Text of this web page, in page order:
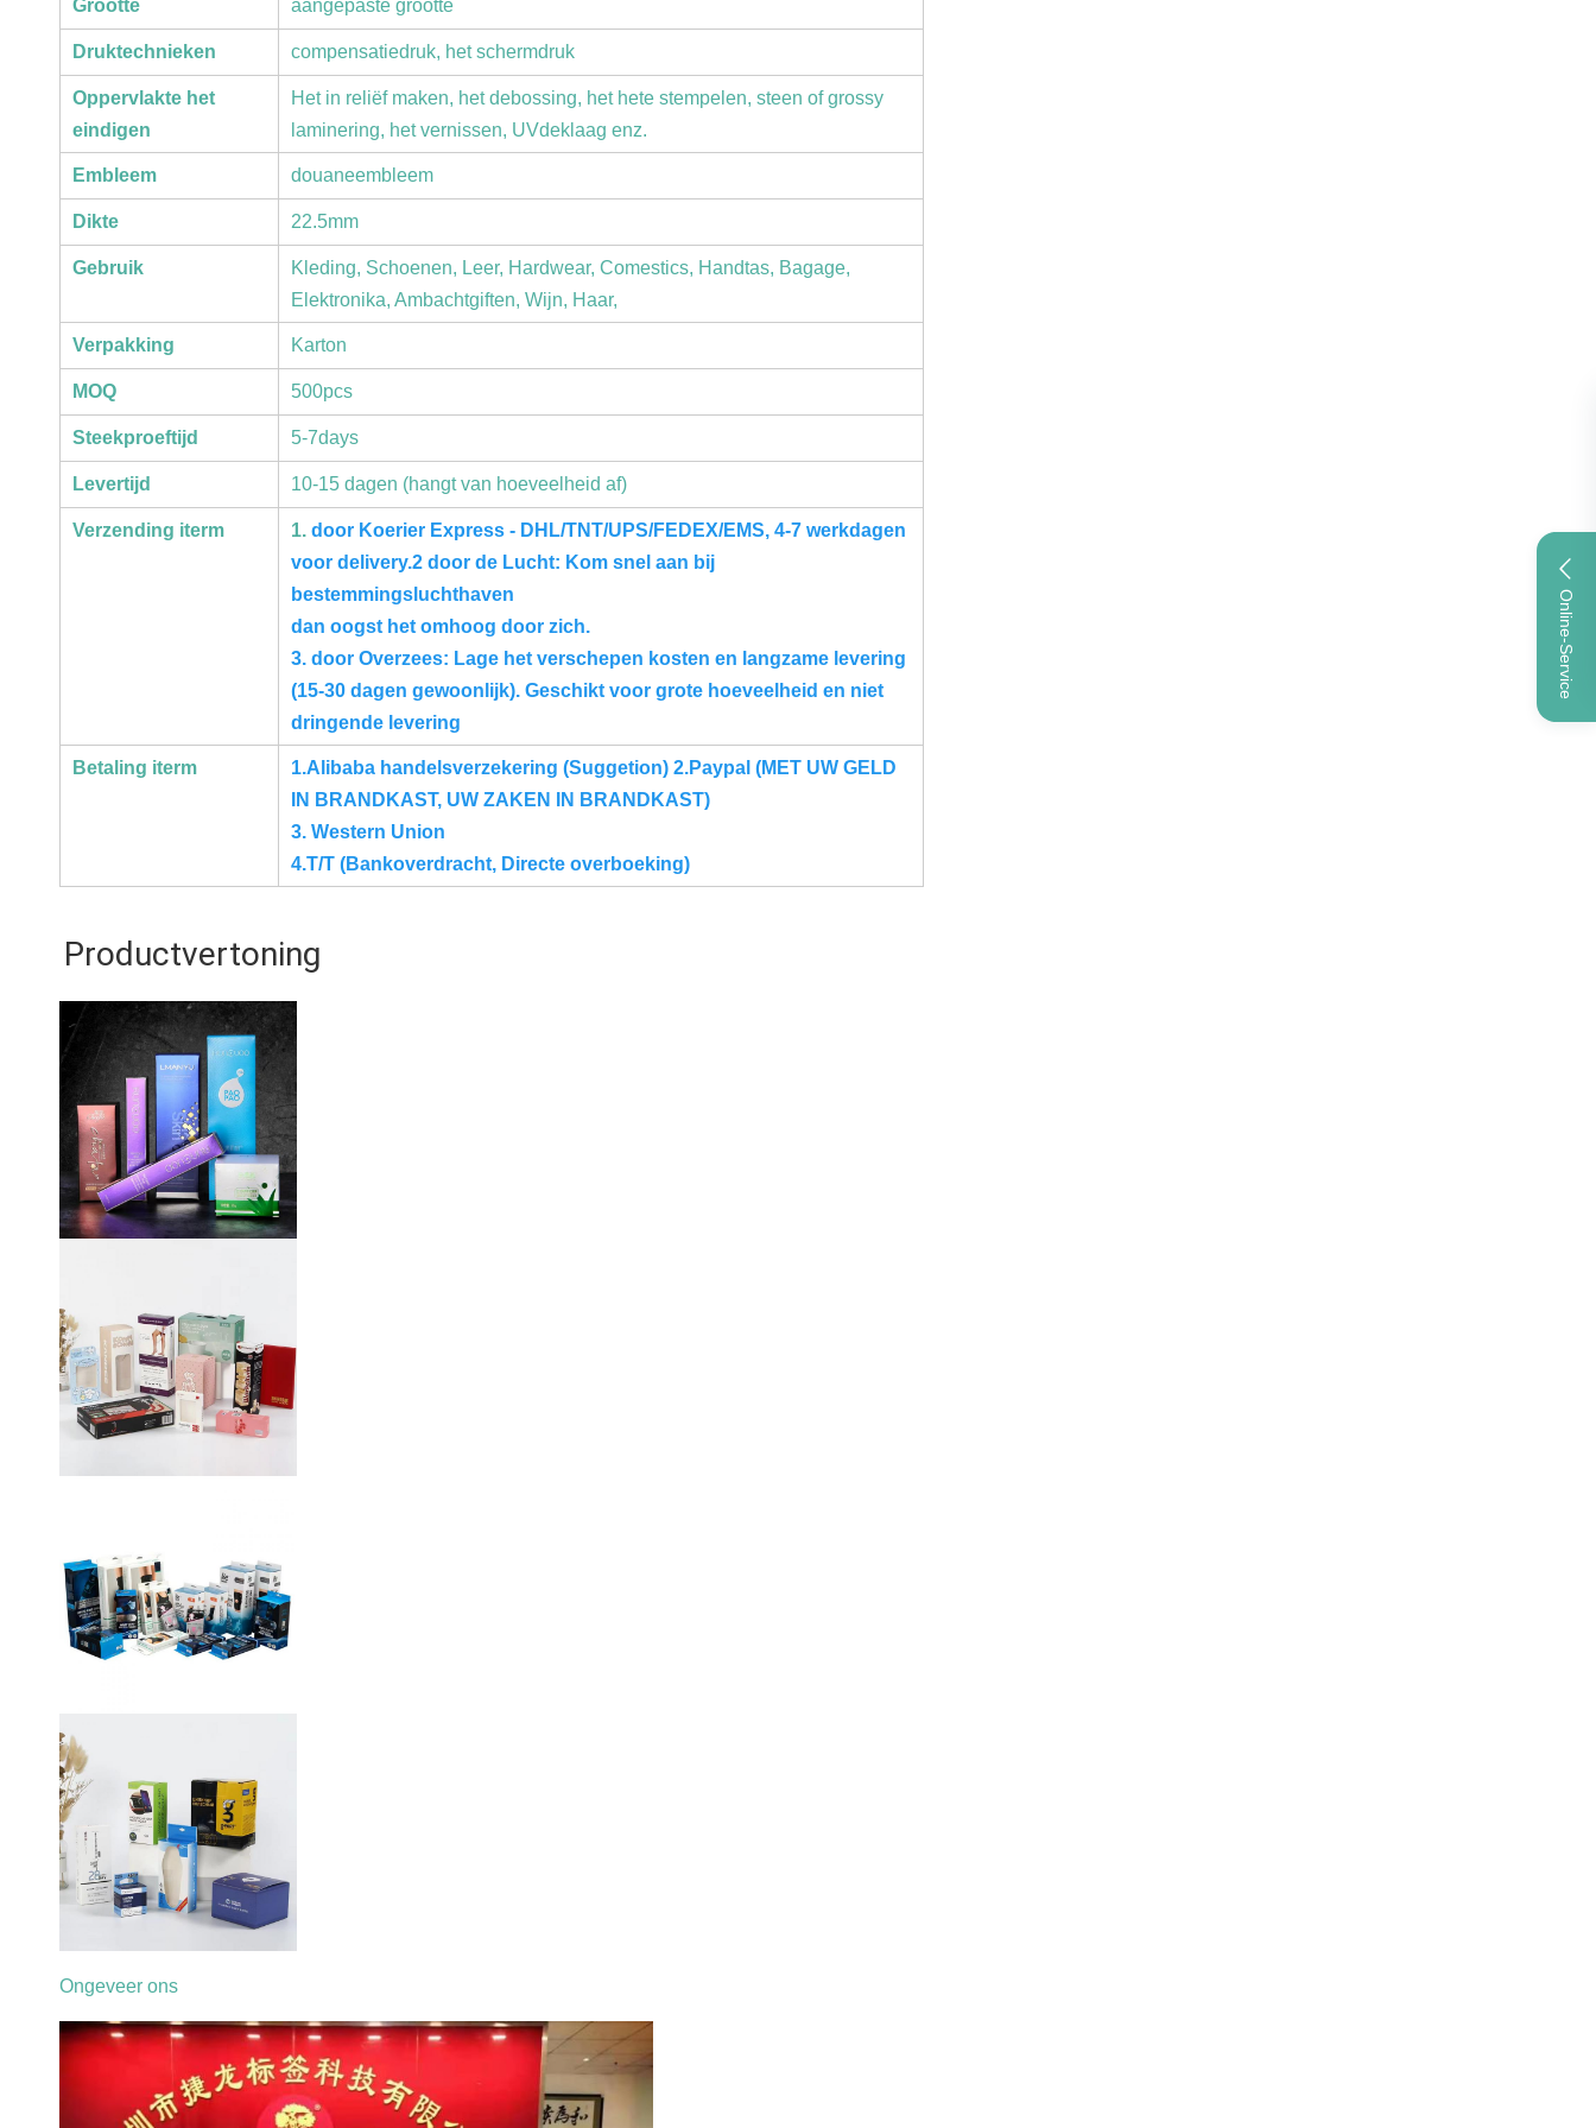
Online-Service
Grootte aangepaste grootte
Druktechnieken compensatiedruk, het schermdruk
Oppervlakte het
eindigen
Het in reliëf maken, het debossing, het hete stempelen, steen of grossy
laminering, het vernissen, UVdeklaag enz.
Embleem douaneembleem
Dikte 22.5mm
Gebruik
Kleding, Schoenen, Leer, Hardwear, Comestics, Handtas, Bagage,
Elektronika, Ambachtgiften, Wijn, Haar,
Verpakking Karton
MOQ 500pcs
Steekproeftijd 5-7days
Levertijd 10-15 dagen (hangt van hoeveelheid af)
Verzending iterm 1. door Koerier Express - DHL/TNT/UPS/FEDEX/EMS, 4-7 werkdagen
voor delivery.2 door de Lucht: Kom snel aan bij
bestemmingsluchthaven
dan oogst het omhoog door zich.
3. door Overzees: Lage het verschepen kosten en langzame levering
(15-30 dagen gewoonlijk). Geschikt voor grote hoeveelheid en niet
dringende levering
Betaling iterm
1.Alibaba handelsverzekering (Suggetion) 2.Paypal (MET UW GELD
IN BRANDKAST, UW ZAKEN IN BRANDKAST)
3. Western Union
4.T/T (Bankoverdracht, Directe overboeking)
Productvertoning
Ongeveer ons